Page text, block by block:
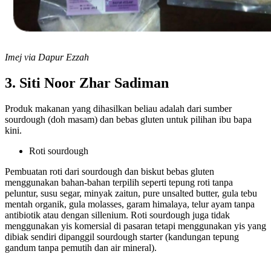
Imej via Dapur Ezzah
3. Siti Noor Zhar Sadiman
Produk makanan yang dihasilkan beliau adalah dari sumber
sourdough (doh masam) dan bebas gluten untuk pilihan ibu bapa
kini.
Roti sourdough
Pembuatan roti dari sourdough dan biskut bebas gluten
menggunakan bahan-bahan terpilih seperti tepung roti tanpa
peluntur, susu segar, minyak zaitun, pure unsalted butter, gula tebu
mentah organik, gula molasses, garam himalaya, telur ayam tanpa
antibiotik atau dengan sillenium. Roti sourdough juga tidak
menggunakan yis komersial di pasaran tetapi menggunakan yis yang
dibiak sendiri dipanggil sourdough starter (kandungan tepung
gandum tanpa pemutih dan air mineral).